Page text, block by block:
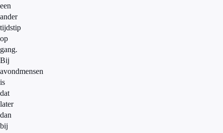
een
ander
tijdstip
op
gang.
Bij
avondmensen
is
dat
later
dan
bij